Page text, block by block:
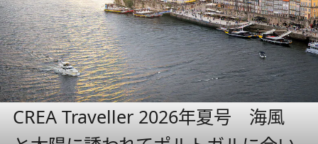
CREA Traveller 2026年夏号 海風